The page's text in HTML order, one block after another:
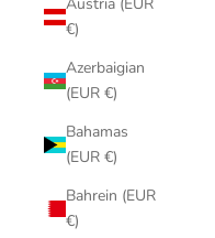
€)
Azerbaigian
(EUR €)
Bahamas
(EUR €)
Bahrein (EUR
€)